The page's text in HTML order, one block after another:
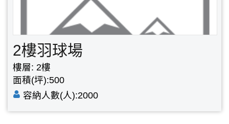
2樓羽球場
樓層: 2樓
面積(坪):500
容納人數(人):2000